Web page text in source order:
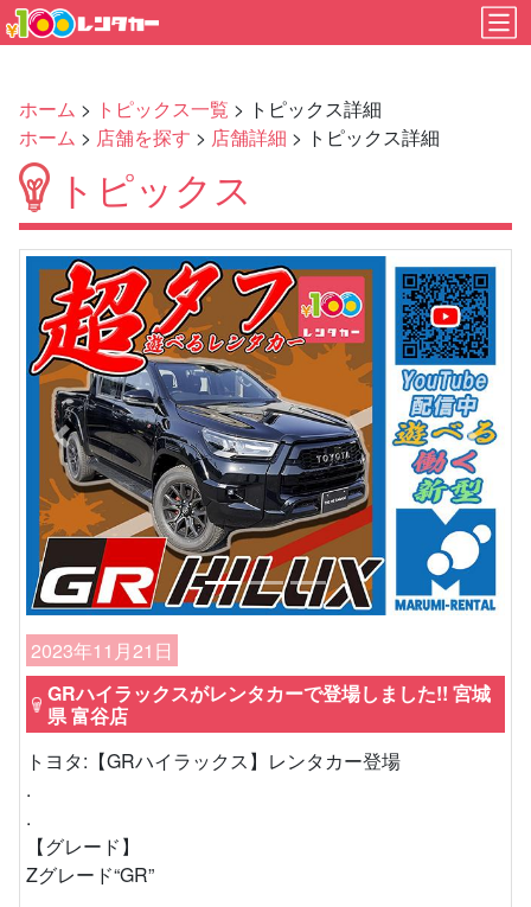
ホーム > トピックス一覧 > トピックス詳細
ホーム > 店舗を探す > 店舗詳細 > トピックス詳細
トピックス
Previous Next
2023年11月21日
GRハイラックスがレンタカーで登場しました!! 宮城
県 富谷店
トヨタ:【GRハイラックス】レンタカー登場
.
.
【グレード】
Zグレード“GR”